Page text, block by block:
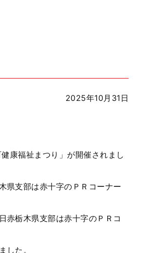
2025年10月31日
康福祉まつり」が開催されまし
県支部は赤十字のＰＲコーナー
栃木県支部は赤十字のＰＲコ
た。